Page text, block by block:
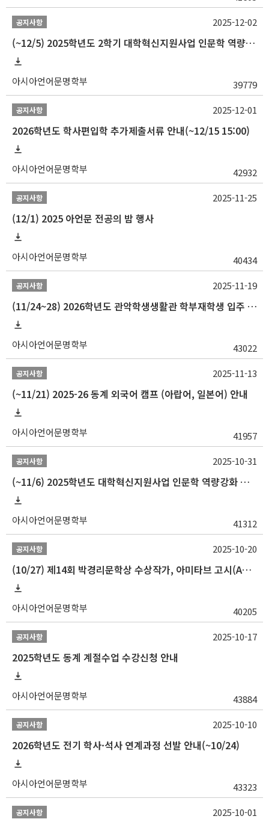
공지사항
(~12/5) 2025학년도 2학기 대학혁신지원사업 인문학 역량강화 국제학술대회 참가 경비 지원 안내(2차)
아시아언어문명학부 39779
2025-12-02
공지사항
2026학년도 학사편입학 추가제출서류 안내(~12/15 15:00)
아시아언어문명학부 42932
2025-12-01
공지사항
(12/1) 2025 아언문 전공의 밤 행사
아시아언어문명학부 40434
2025-11-25
공지사항
(11/24~28) 2026학년도 관악학생생활관 학부재학생 입주 신청 일정 안내
아시아언어문명학부 43022
2025-11-19
공지사항
(~11/21) 2025-26 동계 외국어 캠프 (아랍어, 일본어) 안내
아시아언어문명학부 41957
2025-11-13
공지사항
(~11/6) 2025학년도 대학혁신지원사업 인문학 역량강화 동계 인턴십 참가자 선발 안내
아시아언어문명학부 41312
2025-10-31
공지사항
(10/27) 제14회 박경리문학상 수상작가, 아미타브 고시(Amitav Ghosh) 강연 안내
아시아언어문명학부 40205
2025-10-20
공지사항
2025학년도 동계 계절수업 수강신청 안내
아시아언어문명학부 43884
2025-10-17
공지사항
2026학년도 전기 학사·석사 연계과정 선발 안내(~10/24)
아시아언어문명학부 43323
2025-10-10
공지사항 2025-10-01